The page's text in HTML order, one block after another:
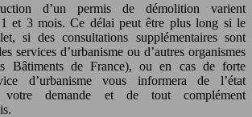
d’un permis de démolition varient
1 et 3 mois. Ce délai peut être plus long si le
si des consultations supplémentaires sont
services d’urbanisme ou d’autres organismes
Bâtiments de France), ou en cas de forte
d’urbanisme vous informera de l’état
votre demande et de tout complément